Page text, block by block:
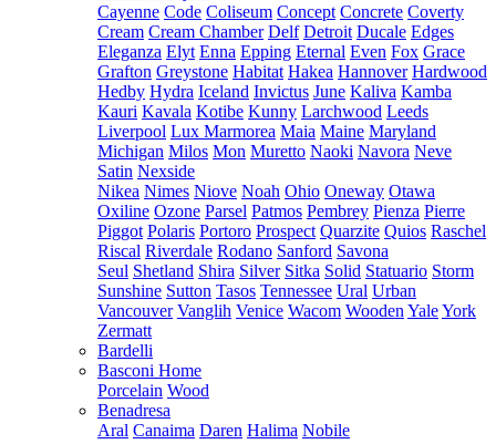
Cayenne Code Coliseum Concept Concrete Coverty
Cream Cream Chamber Delf Detroit Ducale Edges
Eleganza Elyt Enna Epping Eternal Even Fox Grace
Grafton Greystone Habitat Hakea Hannover Hardwood
Hedby Hydra Iceland Invictus June Kaliva Kamba
Kauri Kavala Kotibe Kunny Larchwood Leeds
Liverpool Lux Marmorea Maia Maine Maryland
Michigan Milos Mon Muretto Naoki Navora Neve
Satin Nexside
Nikea Nimes Niove Noah Ohio Oneway Otawa
Oxiline Ozone Parsel Patmos Pembrey Pienza Pierre
Piggot Polaris Portoro Prospect Quarzite Quios Raschel
Riscal Riverdale Rodano Sanford Savona
Seul Shetland Shira Silver Sitka Solid Statuario Storm
Sunshine Sutton Tasos Tennessee Ural Urban
Vancouver Vanglih Venice Wacom Wooden YaleYork
Zermatt
Bardelli
Basconi Home
Porcelain Wood
Benadresa
Aral Canaima Daren Halima Nobile